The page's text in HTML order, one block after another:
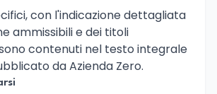
con l'indicazione dettagliata
ammissibili e dei titoli
contenuti nel testo integrale
da Azienda Zero.